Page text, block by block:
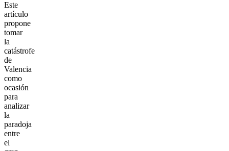
Este
artículo
propone
tomar
la
catástrofe
de
Valencia
como
ocasión
para
analizar
la
paradoja
entre
el